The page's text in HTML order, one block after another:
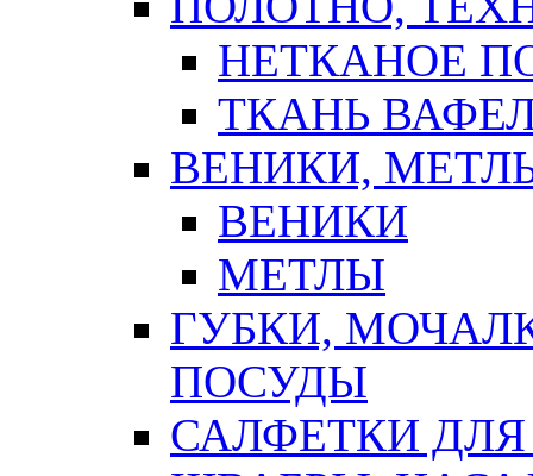
НЕТКАНОЕ
ТКАНЬ
ВЕНИКИ,
ВЕНИКИ
МЕТЛЫ
ГУБКИ,
ПОСУДЫ
САЛФЕТКИ